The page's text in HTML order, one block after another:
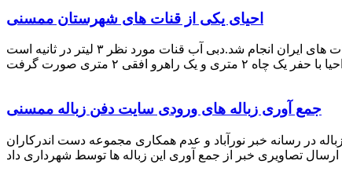
احیای یکی از قنات های شهرستان ممسنی
احیای این قنات به گفته علیرضا ظهیر امامی رئیس کانون کارآفرینی فارس با بهره گیری از دانش و تجربه دکتر مرتضی تفتی پیشکسوت قنات های ایران انجام شد.دبی آب قنات مورد نظر ۳ لیتر در ثانیه است
جمع آوری زباله های ورودی سایت دفن زباله ممسنی
در رسانه خبر نورآباد و عدم همکاری مجموعه دست اندرکاران